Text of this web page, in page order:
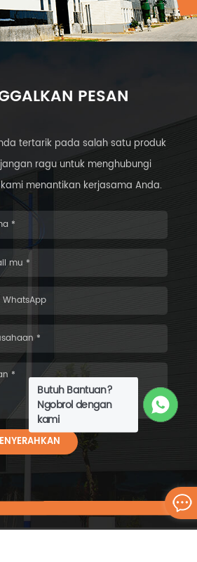
Butuh Bantuan?
Ngobrol dengan
kami
PESAN
tertarik pada salah satu produk
ragu untuk menghubungi
menantikan kerjasama Anda.